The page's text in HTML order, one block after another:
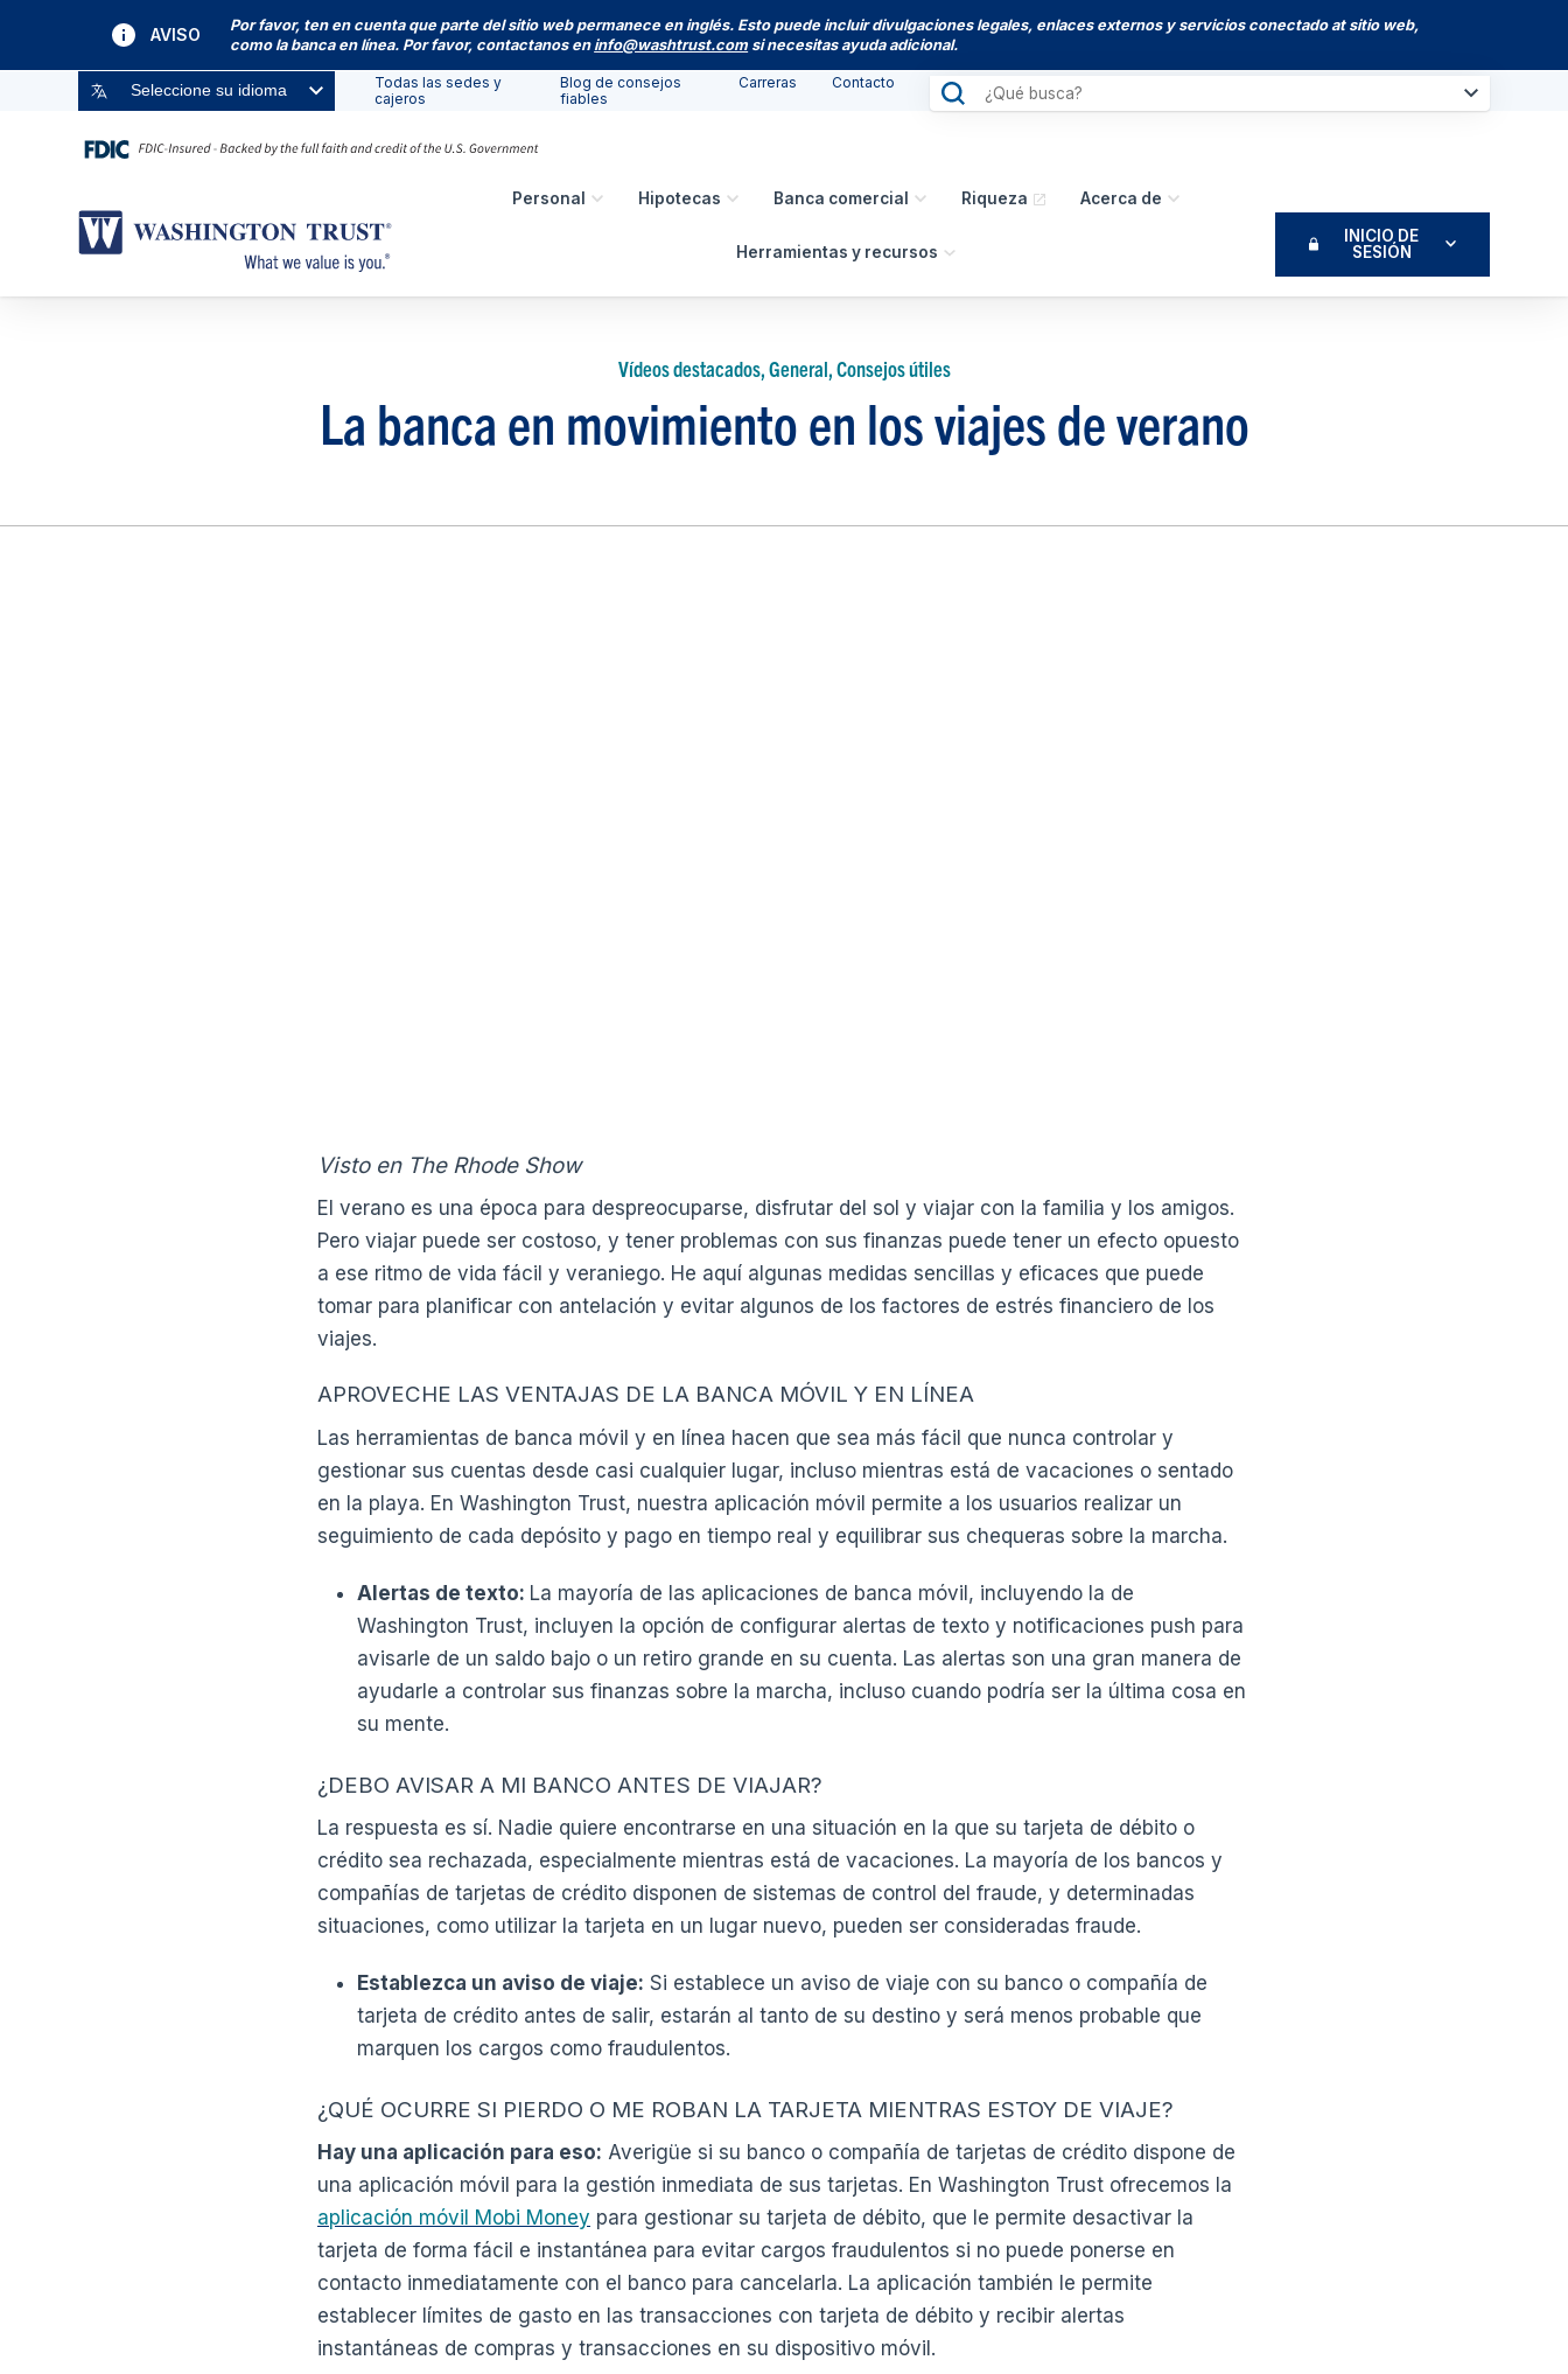
AVISO
Por favor, ten en cuenta que parte del sitio web permanece en inglés. Esto puede incluir divulgaciones legales, enlaces externos y servicios conectado at sitio web,
como la banca en línea. Por favor, contactanos en info@washtrust.com si necesitas ayuda adicional.
Seleccione su idioma
Todas las sedes y
cajeros
Blog de consejos
fiables
Carreras Contacto
Personal Hipotecas Banca comercial Riqueza Acerca de
Herramientas y recursos
INICIO DE
SESIÓN
Vídeos destacados, General, Consejos útiles
La banca en movimiento en los viajes de verano
Visto en The Rhode Show
El verano es una época para despreocuparse, disfrutar del sol y viajar con la familia y los amigos.
Pero viajar puede ser costoso, y tener problemas con sus finanzas puede tener un efecto opuesto
a ese ritmo de vida fácil y veraniego. He aquí algunas medidas sencillas y eficaces que puede
tomar para planificar con antelación y evitar algunos de los factores de estrés financiero de los
viajes.
APROVECHE LAS VENTAJAS DE LA BANCA MÓVIL Y EN LÍNEA
Las herramientas de banca móvil y en línea hacen que sea más fácil que nunca controlar y
gestionar sus cuentas desde casi cualquier lugar, incluso mientras está de vacaciones o sentado
en la playa. En Washington Trust, nuestra aplicación móvil permite a los usuarios realizar un
seguimiento de cada depósito y pago en tiempo real y equilibrar sus chequeras sobre la marcha.
Alertas de texto: La mayoría de las aplicaciones de banca móvil, incluyendo la de
Washington Trust, incluyen la opción de configurar alertas de texto y notificaciones push para
avisarle de un saldo bajo o un retiro grande en su cuenta. Las alertas son una gran manera de
ayudarle a controlar sus finanzas sobre la marcha, incluso cuando podría ser la última cosa en
su mente.
¿DEBO AVISAR A MI BANCO ANTES DE VIAJAR?
La respuesta es sí. Nadie quiere encontrarse en una situación en la que su tarjeta de débito o
crédito sea rechazada, especialmente mientras está de vacaciones. La mayoría de los bancos y
compañías de tarjetas de crédito disponen de sistemas de control del fraude, y determinadas
situaciones, como utilizar la tarjeta en un lugar nuevo, pueden ser consideradas fraude.
Establezca un aviso de viaje: Si establece un aviso de viaje con su banco o compañía de
tarjeta de crédito antes de salir, estarán al tanto de su destino y será menos probable que
marquen los cargos como fraudulentos.
¿QUÉ OCURRE SI PIERDO O ME ROBAN LA TARJETA MIENTRAS ESTOY DE VIAJE?
Hay una aplicación para eso: Averigüe si su banco o compañía de tarjetas de crédito dispone de
una aplicación móvil para la gestión inmediata de sus tarjetas. En Washington Trust ofrecemos la
aplicación móvil Mobi Money para gestionar su tarjeta de débito, que le permite desactivar la
tarjeta de forma fácil e instantánea para evitar cargos fraudulentos si no puede ponerse en
contacto inmediatamente con el banco para cancelarla. La aplicación también le permite
establecer límites de gasto en las transacciones con tarjeta de débito y recibir alertas
instantáneas de compras y transacciones en su dispositivo móvil.